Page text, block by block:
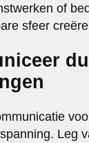
of
sfeer
Leg